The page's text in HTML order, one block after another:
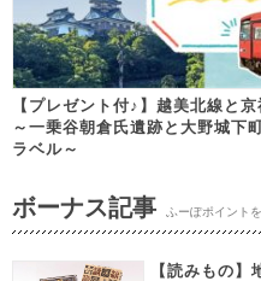
【プレゼント付♪】越美北線と
～一乗谷朝倉氏遺跡と大野城下
ラベル～
ボーナス記事 ふーぽポイント
【読みもの